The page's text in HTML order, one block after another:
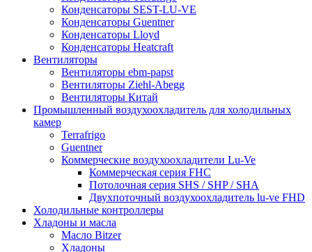
Конденсаторы SEST-LU-VE
Конденсаторы Guentner
Конденсаторы Lloyd
Конденсаторы Heatcraft
Вентиляторы
Вентиляторы ebm-papst
Вентиляторы Ziehl-Abegg
Вентиляторы Китай
Промышленный воздухоохладитель для холодильных
камер
Terrafrigo
Guentner
Коммерческие воздухоохладители Lu-Ve
Коммерческая серия FHC
Потолочная серия SHS / SHP / SHA
Двухпоточный воздухоохладитель lu-ve FHD
Холодильные контроллеры
Хладоны и масла
Масло Bitzer
Хладоны